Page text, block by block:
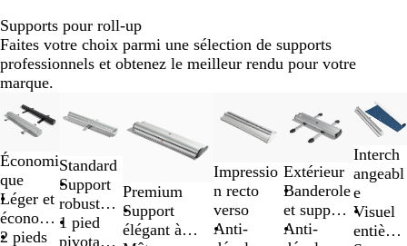
Supports pour roll-up
Faites votre choix parmi une sélection de supports
professionnels et obtenez le meilleur rendu pour votre
marque.
Économi
que
Léger et
économi
que
2 pieds
Standard
Support
robuste
et mât à
hauteur
1 pied
pivotant
Premium
Support
élégant à
Impressio
n recto
verso
Anti-
Extérieur
Banderole
et support
pré-
Anti-
Interch
angeabl
e
Visuel
entière
Diapositives
1
2
sur
6